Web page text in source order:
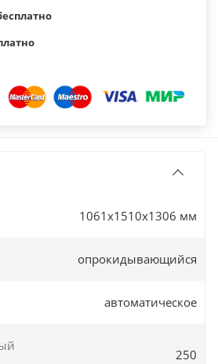
1061x1510x1306 мм
опрокидывающийся
автоматическое
250